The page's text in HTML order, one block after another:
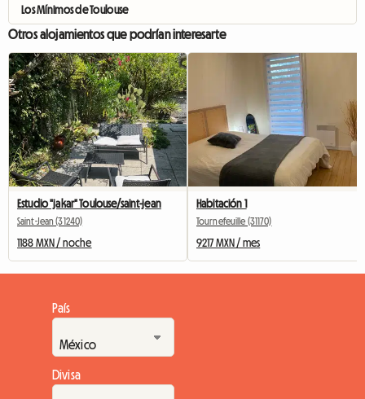
Los Mínimos de Toulouse
Otros alojamientos que podrían interesarte
Estudio "jakar" Toulouse/saint-jean
Saint-Jean (31240)
1188 MXN / noche
Habitación 1
Tournefeuille (31170)
9217 MXN / mes
País
Divisa